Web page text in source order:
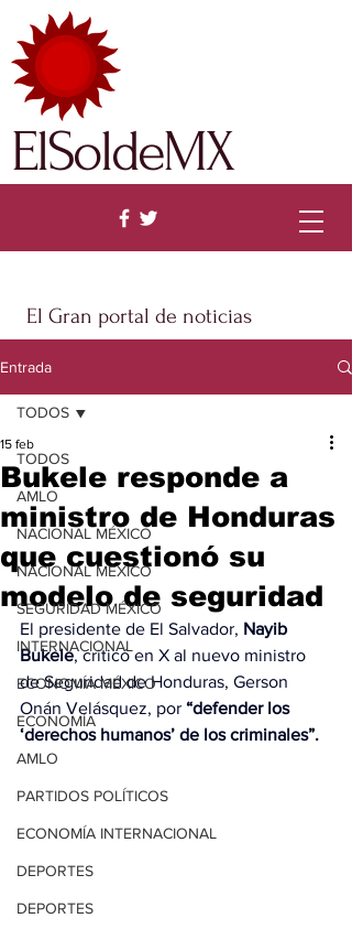
El Gran portal de noticias
ElSoldeMX
Entrada
TODOS
AMLO
NACIONAL MÉXICO
NACIONAL MÉXICO
SEGURIDAD MÉXICO
INTERNACIONAL
ECONOMÍA MÉXICO
ECONOMÍA
AMLO
PARTIDOS POLÍTICOS
ECONOMÍA INTERNACIONAL
DEPORTES
DEPORTES
TODOS
Bukele responde a
ministro de Honduras
que cuestionó su
modelo de seguridad
15 feb
El presidente de El Salvador, Nayib
Bukele, criticó en X al nuevo ministro
de Seguridad de Honduras, Gerson
Onán Velásquez, por “defender los
‘derechos humanos’ de los criminales”.